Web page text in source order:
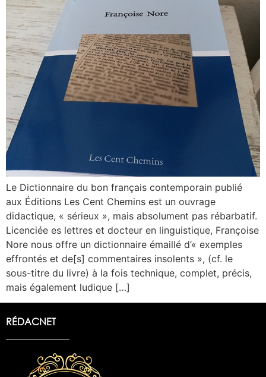
Le Dictionnaire du bon français contemporain publié
aux Éditions Les Cent Chemins est un ouvrage
didactique, « sérieux », mais absolument pas rébarbatif.
Licenciée es lettres et docteur en linguistique, Françoise
Nore nous offre un dictionnaire émaillé d’« exemples
effrontés et de[s] commentaires insolents », (cf. le
sous-titre du livre) à la fois technique, complet, précis,
mais également ludique […]
RÉDACNET